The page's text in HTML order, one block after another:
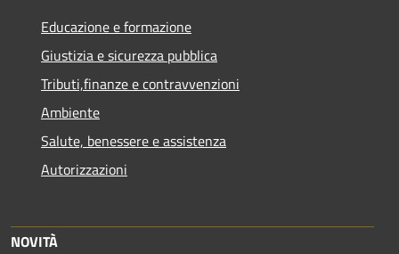
Educazione e formazione
Giustizia e sicurezza pubblica
Tributi,finanze e contravvenzioni
Ambiente
Salute, benessere e assistenza
Autorizzazioni
NOVITÀ